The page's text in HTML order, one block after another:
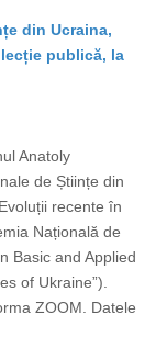
din Ucraina,
lecție publică, la
Anatoly
de Științe din
recente în
Națională de
Basic and Applied
of Ukraine”).
ZOOM. Datele